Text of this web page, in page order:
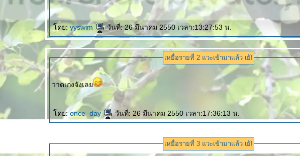
ดย:yyswim วันที่: 26 มีนาคม 2550 เวลา:13:27:53 น.
เหยื่อรายที่ 2 แวะเข้ามาแล้ว เย้!
วาดเก่งจังเล
ดย: once_day วันที่: 26 มีนาคม 2550 เวลา:17:36:13 น.
เหยื่อรายที่ 3 แวะเข้ามาแล้ว เย้!